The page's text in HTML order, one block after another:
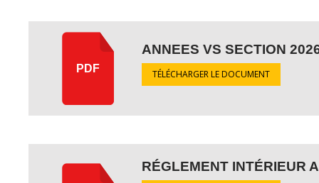
PDF
ANNEES VS SECTION
TÉLÉCHARGER LE DOCUMENT
RÉGLEMENT INTÉRIEUR